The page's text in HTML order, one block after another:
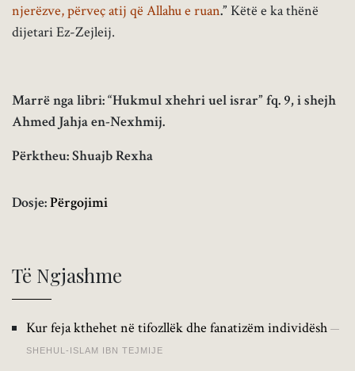
njerëzve, përveç atij që Allahu e ruan.” Këtë e ka thënë
dijetari Ez-Zejleij.
Marrë nga libri: “Hukmul xhehri uel israr” fq. 9, i shejh
Ahmed Jahja en-Nexhmij.
Përktheu: Shuajb Rexha
Dosje:Përgojimi
Të Ngjashme
Kur feja kthehet në tifozllëk dhe fanatizëm individësh
SHEHUL-ISLAM IBN TEJMIJE